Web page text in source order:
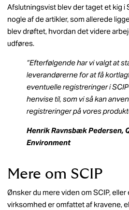
Afslutningsvist blev der taget et kig i
nogle af de artikler, som allerede
blev drøftet, hvordan det videre
udføres.
“Efterfølgende har vi valgt at
leverandørerne for at få
eventuelle registreringer i
henvise til, som vi så kan
registreringer på vores
Henrik Ravnsbæk Pedersen,
Environment
Mere om SCIP
Ønsker du mere viden om SCIP, eller
virksomhed er omfattet af kravene,